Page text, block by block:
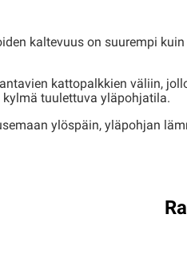
kaltevuus on suurempi
kattopalkkien väliin,
kylmä tuulettuva yläpohjatila.
ylöspäin, yläpohjan